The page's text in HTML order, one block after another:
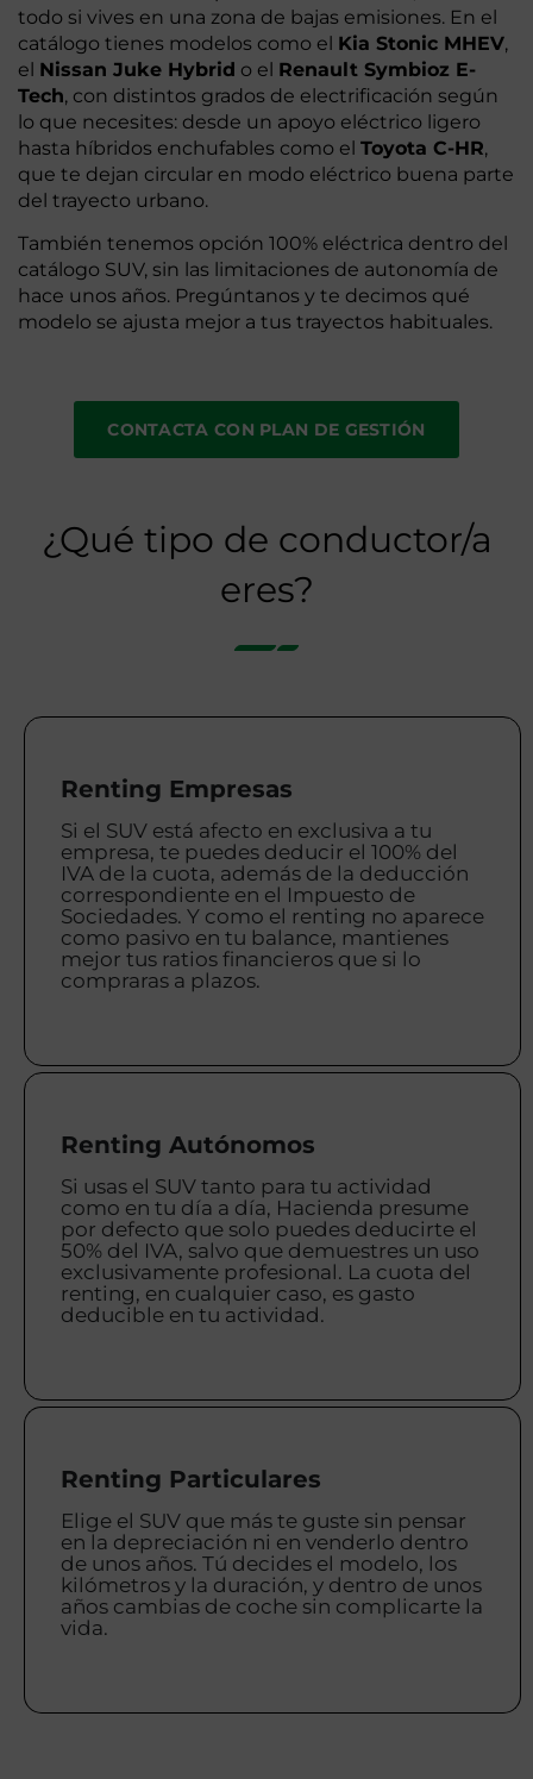
todo si vives en una zona de bajas emisiones. En el
catálogo tienes modelos como el Kia Stonic MHEV,
el Nissan Juke Hybrid o el Renault Symbioz E-
Tech, con distintos grados de electrificación según
lo que necesites: desde un apoyo eléctrico ligero
hasta híbridos enchufables como el Toyota C-HR,
que te dejan circular en modo eléctrico buena parte
del trayecto urbano.
También tenemos opción 100% eléctrica dentro del
catálogo SUV, sin las limitaciones de autonomía de
hace unos años. Pregúntanos y te decimos qué
modelo se ajusta mejor a tus trayectos habituales.
CONTACTA CON PLAN DE GESTIÓN
¿Qué tipo de conductor/a
eres?
Renting Empresas
Si el SUV está afecto en exclusiva a tu
empresa, te puedes deducir el 100% del
IVA de la cuota, además de la deducción
correspondiente en el Impuesto de
Sociedades. Y como el renting no aparece
como pasivo en tu balance, mantienes
mejor tus ratios financieros que si lo
compraras a plazos.
Renting Autónomos
Si usas el SUV tanto para tu actividad
como en tu día a día, Hacienda presume
por defecto que solo puedes deducirte el
50% del IVA, salvo que demuestres un uso
exclusivamente profesional. La cuota del
renting, en cualquier caso, es gasto
deducible en tu actividad.
Renting Particulares
Elige el SUV que más te guste sin pensar
en la depreciación ni en venderlo dentro
de unos años. Tú decides el modelo, los
kilómetros y la duración, y dentro de unos
años cambias de coche sin complicarte la
vida.